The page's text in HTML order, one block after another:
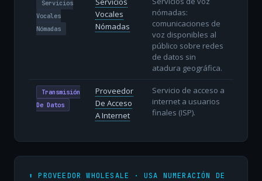
Servicios
Vocales
Nómadas
Vocales
Nómadas
nómadas:
comunicaciones de
voz disponibles al
público sobre redes
de datos sin
atadura geográfica.
Transmisión
De Datos
Proveedor
De Acceso
A Internet
Servicio de acceso a
internet a usuarios
finales (ISP).
⬆️ PROVEEDOR WHOLESALE · USA NUMERACIÓN DE